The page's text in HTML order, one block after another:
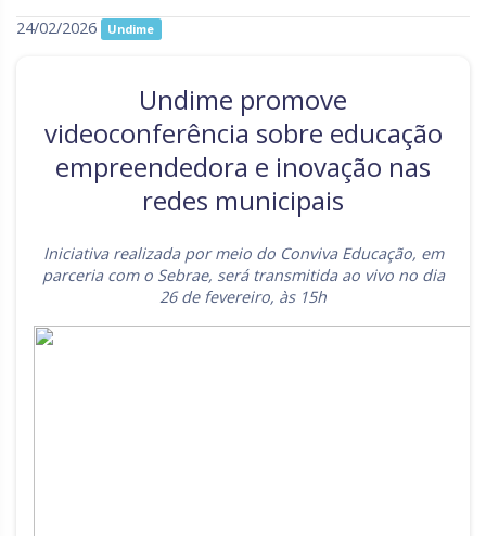
Pernambuco
Piauí Paraná
Rio de Janeiro Rio Grande do Norte
Roraima
Rio Grande do Sul Sergipe
São Paulo
Tocantins
24/02/2026 Undime
Undime promove
videoconferência sobre educação
empreendedora e inovação nas
redes municipais
Iniciativa realizada por meio do Conviva Educação, em
parceria com o Sebrae, será transmitida ao vivo no dia
26 de fevereiro, às 15h